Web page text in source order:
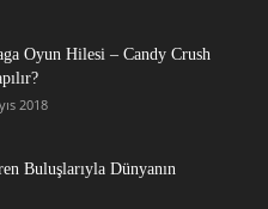
Oyun Hilesi – Candy Crush
2018
Buluşlarıyla Dünyanın